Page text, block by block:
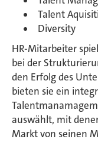
Talent
Diversity
HR-Mitarbeiter
bei der
den Erfolg des
bieten sie ein
auswählt, mit
Markt von seinen